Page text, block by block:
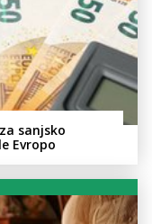
sanjsko
Evropo